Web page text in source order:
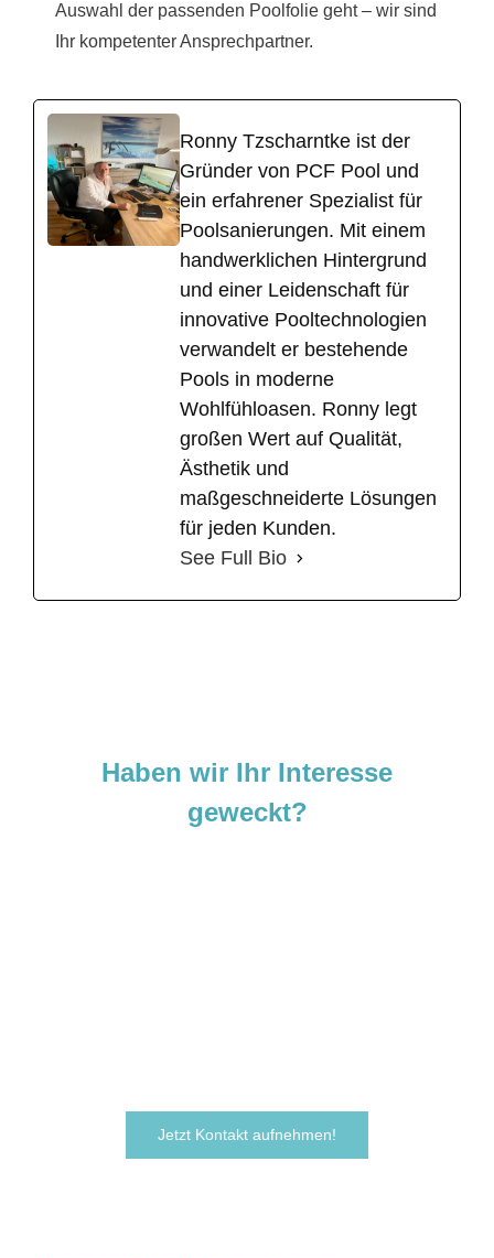
Auswahl der passenden Poolfolie geht – wir sind
Ihr kompetenter Ansprechpartner.
Ronny Tzscharntke ist der
Gründer von PCF Pool und
ein erfahrener Spezialist für
Poolsanierungen. Mit einem
handwerklichen Hintergrund
und einer Leidenschaft für
innovative Pooltechnologien
verwandelt er bestehende
Pools in moderne
Wohlfühloasen. Ronny legt
großen Wert auf Qualität,
Ästhetik und
maßgeschneiderte Lösungen
für jeden Kunden.
See Full Bio
Haben wir Ihr Interesse
geweckt?
Jetzt Kontakt aufnehmen!